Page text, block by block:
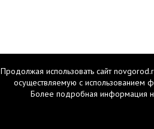
Продолжая использовать сайт
осуществляемую с использованием
Более подробная информация